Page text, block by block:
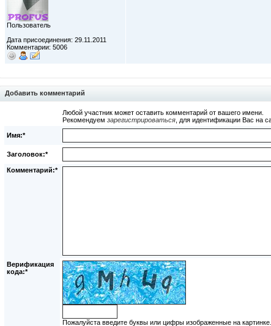
Пользователь
Дата присоединения: 29.11.2011
Комментарии: 5006
Добавить комментарий
Любой участник может оставить комментарий от вашего имени.
Рекомендуем зарегистрироваться , для идентификации Вас на
Имя:*
Заголовок:*
Комментарий:*
Верификация
кода:*
Пожалуйста введите буквы или цифры изображенные на картинке.